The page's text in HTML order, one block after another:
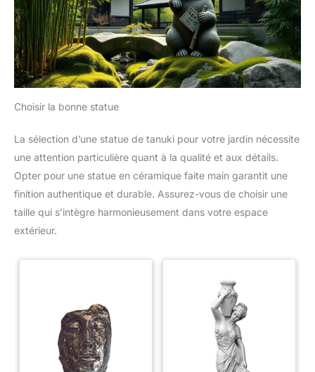
Choisir la bonne statue
La sélection d’une statue de tanuki pour votre jardin nécessite
une attention particulière quant à la qualité et aux détails.
Opter pour une statue en céramique faite main garantit une
finition authentique et durable. Assurez-vous de choisir une
taille qui s’intègre harmonieusement dans votre espace
extérieur.